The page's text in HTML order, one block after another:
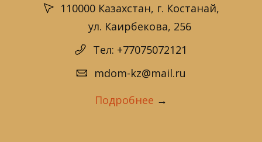
110000 Казахстан, г. Костанай,
ул. Каирбекова, 256
Тел: +77075072121
mdom-kz@mail.ru
Подробнее →